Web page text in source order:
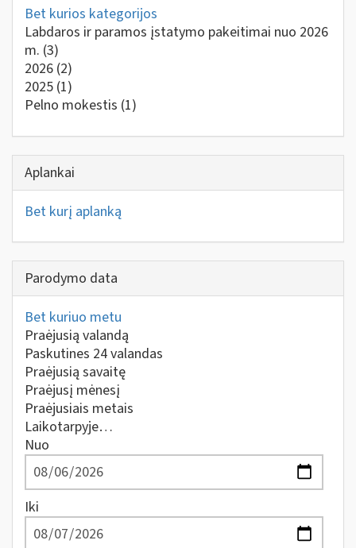
Bet kurios kategorijos
Labdaros ir paramos įstatymo pakeitimai nuo 2026
m. (3)
2026 (2)
2025 (1)
Pelno mokestis (1)
Aplankai
Bet kurį aplanką
Parodymo data
Bet kuriuo metu
Praėjusią valandą
Paskutines 24 valandas
Praėjusią savaitę
Praėjusį mėnesį
Praėjusiais metais
Laikotarpyje…
Nuo
Iki